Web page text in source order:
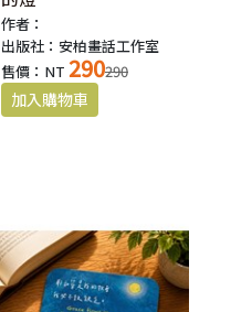
作者：
出版社：安柏畫話工作室
售價：NT 290290